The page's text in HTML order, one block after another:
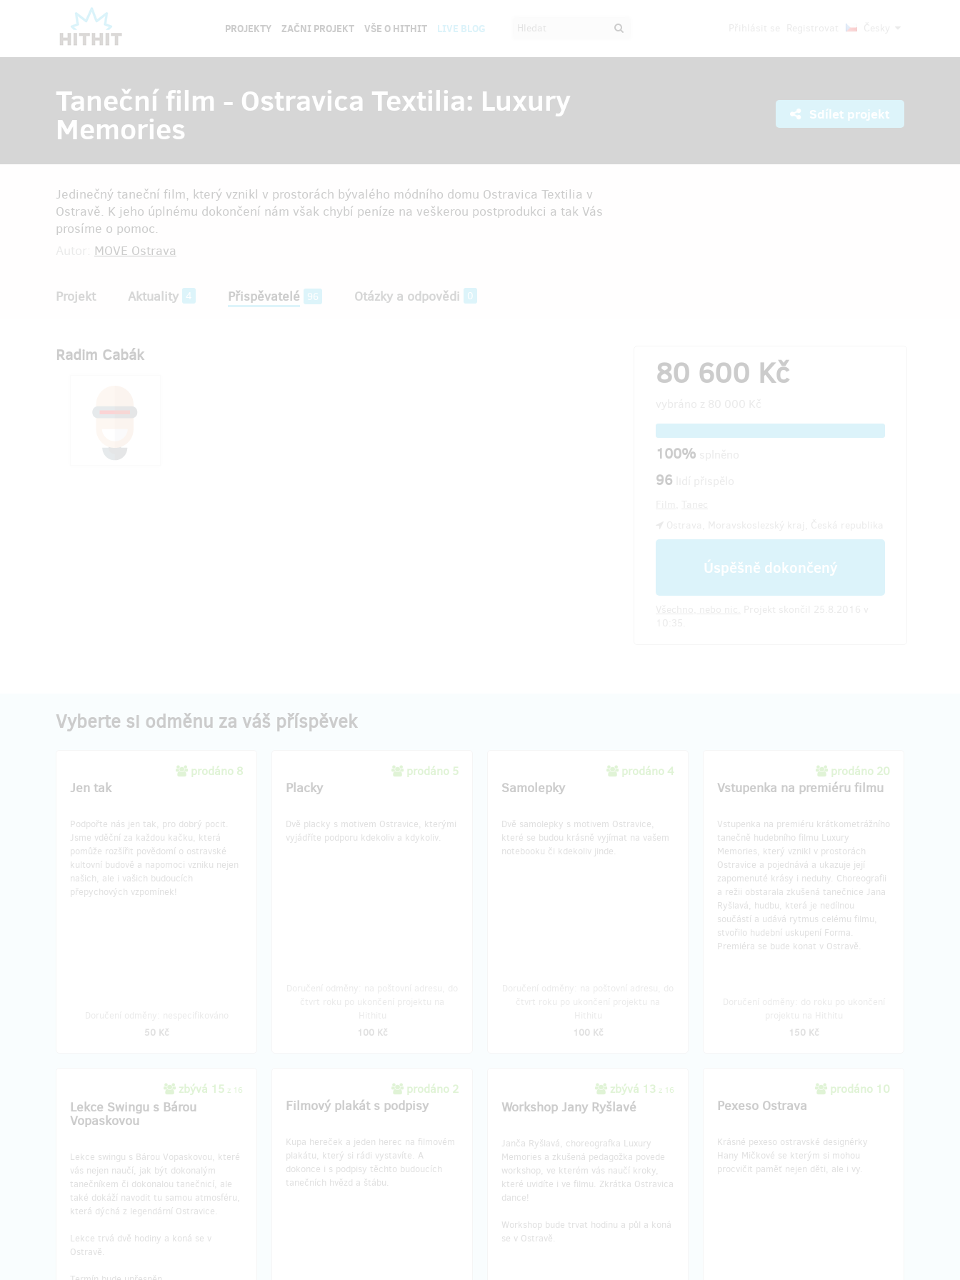
PROJEKTY ZAČNI PROJEKT VŠE O HITHIT LIVE BLOG
Taneční film - Ostravica Textilia: Luxury
Memories Sdílet projekt
Jedinečný taneční film, který vznikl v prostorách bývalého módního domu Ostravica Textilia v
Ostravě. K jeho úplnému dokončení nám však chybí peníze na veškerou postprodukci a tak Vás
prosíme o pomoc.
MOVE Ostrava
Projekt Aktuality 4 Přispěvatelé 96 Otázky a odpovědi 0
Radim Cabák 80 600 Kč
100%
96
Úspěšně dokončený
Vyberte si odměnu za váš příspěvek
prodáno 8
Jen tak
Podpořte nás jen tak, pro dobrý pocit.
Jsme vděční za každou kačku, která
pomůže rozšířit povědomí o ostravské
kultovní budově a napomoci vzniku nejen
našich, ale i vašich budoucích
přepychových vzpomínek!
50 Kč
prodáno 5
Placky
Dvě placky s motivem Ostravice, kterými
vyjádříte podporu kdekoliv a kdykoliv.
100 Kč
prodáno 4
Samolepky
Dvě samolepky s motivem Ostravice,
které se budou krásně vyjímat na vašem
notebooku či kdekoliv jinde.
100 Kč
prodáno 20
Vstupenka na premiéru filmu
Vstupenka na premiéru krátkometrážního
tanečně hudebního filmu Luxury
Memories, který vznikl v prostorách
Ostravice a pojednává a ukazuje její
zapomenuté krásy i neduhy. Choreografii
a režii obstarala zkušená tanečnice Jana
Ryšlavá, hudbu, která je nedílnou
součástí a udává rytmus celému filmu,
stvořilo hudební uskupení Forma.
Premiéra se bude konat v Ostravě.
150 Kč
zbývá 15 z 16
Lekce Swingu s Bárou
Vopaskovou
Lekce swingu s Bárou Vopaskovou, které
vás nejen naučí, jak být dokonalým
tanečníkem či dokonalou tanečnicí, ale
také dokáží navodit tu samou atmosféru,
která dýchá z legendární Ostravice.
Lekce trvá dvě hodiny a koná se v
Ostravě.
prodáno 2
Filmový plakát s podpisy
Kupa hereček a jeden herec na filmovém
plakátu, který si rádi vystavíte. A
dokonce i s podpisy těchto budoucích
tanečních hvězd a štábu.
zbývá 13 z 16
Workshop Jany Ryšlavé
Janča Ryšlavá, choreografka Luxury
Memories a zkušená pedagožka povede
workshop, ve kterém vás naučí kroky,
které uvidíte i ve filmu. Zkrátka Ostravica
dance!
Workshop bude trvat hodinu a půl a koná
se v Ostravě.
prodáno 10
Pexeso Ostrava
Krásné pexeso ostravské designérky
Hany Mičkové se kterým si mohou
procvičit paměť nejen děti, ale i vy.